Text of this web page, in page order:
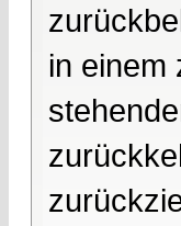
in einem